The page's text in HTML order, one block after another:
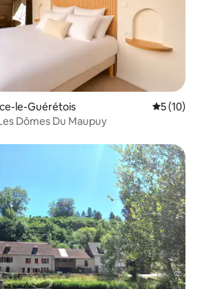
le-Guérétois 5 ud af 5 i
5 (10)
Dômes Du Maupuy